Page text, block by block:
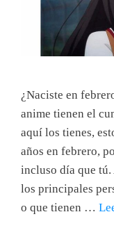
¿Naciste en
anime tienen el
aquí los tienes,
años en febrero,
incluso día que
los principales
o que tienen …